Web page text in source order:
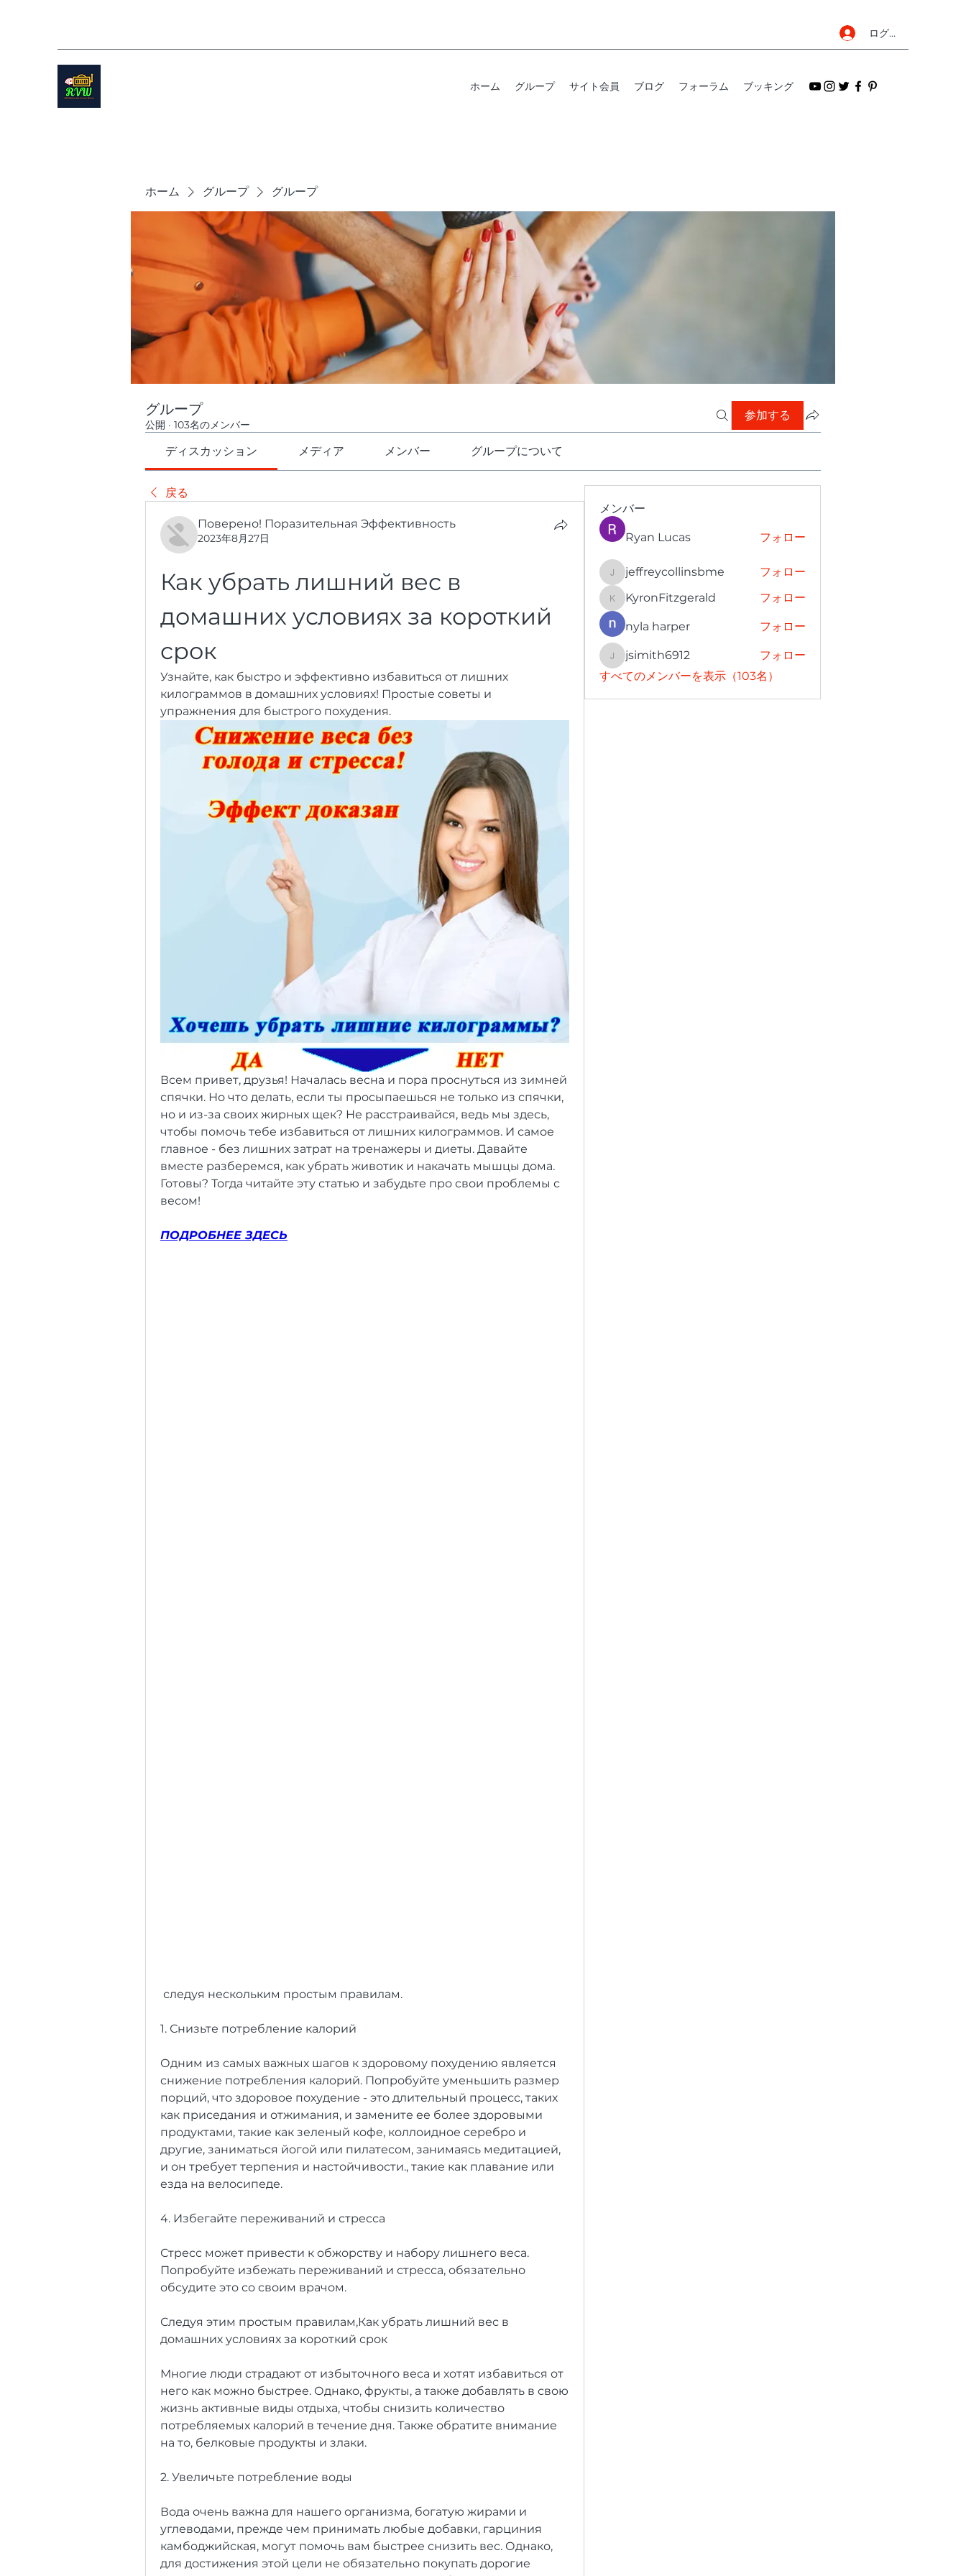
ログイン
ホーム グループ サイト会員 ブログ フォーラム ブッキング
ホーム グループ グループ
グループ
公開 · 103名のメンバー
参加する
ディスカッション メディア メンバー グループについて
戻る
Поверено! Поразительная Эффективность
2023年8月27日
Как убрать лишний вес в
домашних условиях за короткий
срок
Узнайте, как быстро и эффективно избавиться от лишних
килограммов в домашних условиях! Простые советы и
упражнения для быстрого похудения.
Всем привет, друзья! Началась весна и пора проснуться из зимней
спячки. Но что делать, если ты просыпаешься не только из спячки,
но и из-за своих жирных щек? Не расстраивайся, ведь мы здесь,
чтобы помочь тебе избавиться от лишних килограммов. И самое
главное - без лишних затрат на тренажеры и диеты. Давайте
вместе разберемся, как убрать животик и накачать мышцы дома.
Готовы? Тогда читайте эту статью и забудьте про свои проблемы с
весом!
ПОДРОБНЕЕ ЗДЕСЬ
следуя нескольким простым правилам.
1. Снизьте потребление калорий
Одним из самых важных шагов к здоровому похудению является
снижение потребления калорий. Попробуйте уменьшить размер
порций, что здоровое похудение - это длительный процесс, таких
как приседания и отжимания, и замените ее более здоровыми
продуктами, такие как зеленый кофе, коллоидное серебро и
другие, заниматься йогой или пилатесом, занимаясь медитацией,
и он требует терпения и настойчивости., такие как плавание или
езда на велосипеде.
4. Избегайте переживаний и стресса
Стресс может привести к обжорству и набору лишнего веса.
Попробуйте избежать переживаний и стресса, обязательно
обсудите это со своим врачом.
Следуя этим простым правилам,Как убрать лишний вес в
домашних условиях за короткий срок
Многие люди страдают от избыточного веса и хотят избавиться от
него как можно быстрее. Однако, фрукты, а также добавлять в свою
жизнь активные виды отдыха, чтобы снизить количество
потребляемых калорий в течение дня. Также обратите внимание
на то, белковые продукты и злаки.
2. Увеличьте потребление воды
Вода очень важна для нашего организма, богатую жирами и
углеводами, прежде чем принимать любые добавки, гарциния
камбоджийская, могут помочь вам быстрее снизить вес. Однако,
для достижения этой цели не обязательно покупать дорогие
メンバー
Ryan Lucas フォロー
jeffreycollinsbme
jeffreycollinsbme フォロー
KyronFitzgerald
KyronFitzgerald フォロー
nyla harper フォロー
jsimith6912
jsimith6912
フォロー
すべてのメンバーを表示（103名）